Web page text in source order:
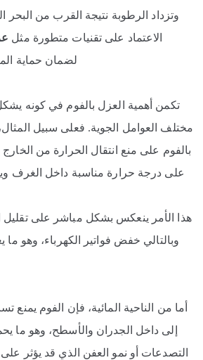
وتزداد الرطوبة نتيجة القرب من البحر
الاعتماد على تقنيات متطورة مثل
لضمان حماية
تكمن أهمية العزل بالفوم في كونه
مختلف العوامل الجوية. فعلى سبيل
بالفوم على منع انتقال الحرارة من
على درجة حرارة مناسبة داخل الغرف
هذا الأمر ينعكس بشكل مباشر على تقليل
وبالتالي خفض فواتير الكهرباء، وهو ما
أما من الناحية المائية، فإن الفوم يمنع
إلى داخل الجدران والأسطح، وهو ما
التصدعات أو نمو العفن الذي قد يؤثر